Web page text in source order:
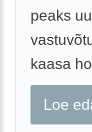
peaks
kaasa
Loe